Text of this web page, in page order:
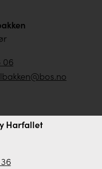
06
Harfallet